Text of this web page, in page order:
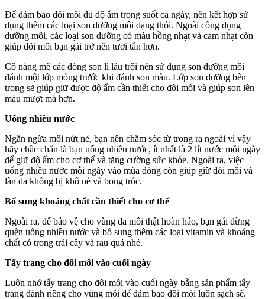
Để đảm bảo đôi môi đủ độ ẩm trong suốt cả ngày, nên kết hợp sử
dụng thêm các loại son dưỡng môi dạng thỏi. Ngoài công dụng
dưỡng môi, các loại son dưỡng có màu hồng nhạt và cam nhạt còn
giúp đôi môi bạn gái trở nên tươi tắn hơn.
Cô nàng mê các dòng son lì lâu trôi nên sử dụng son dưỡng môi
đánh một lớp mỏng trước khi đánh son màu. Lớp son dưỡng bên
trong sẽ giúp giữ được độ ẩm cần thiết cho đôi môi và giúp son lên
màu mượt mà hơn.
Uống nhiều nước
Ngăn ngừa môi nứt nẻ, bạn nên chăm sóc từ trong ra ngoài vì vậy
hãy chắc chắn là bạn uống nhiều nước, ít nhất là 2 lít nước mỗi ngày
để giữ độ ẩm cho cơ thể và tăng cường sức khỏe. Ngoài ra, việc
uống nhiều nước mỗi ngày vào mùa đông còn giúp giữ đôi môi và
làn da không bị khô nẻ và bong tróc.
Bổ sung khoáng chất cần thiết cho cơ thể
Ngoài ra, để bảo vệ cho vùng da môi thật hoàn hảo, bạn gái đừng
quên uống nhiều nước và bổ sung thêm các loại vitamin và khoáng
chất có trong trái cây và rau quả nhé.
Tẩy trang cho đôi môi vào cuối ngày
Luôn nhớ tẩy trang cho đôi môi vào cuối ngày bằng sản phẩm tẩy
trang dành riêng cho vùng môi để đảm bảo đôi môi luôn sạch sẽ.